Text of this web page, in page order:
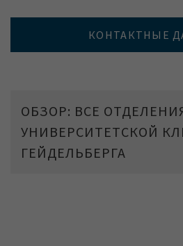
КОНТАКТНЫЕ
ОБЗОР: ВСЕ
УНИВЕРСИТЕТСКОЙ
ГЕЙДЕЛЬБЕРГА